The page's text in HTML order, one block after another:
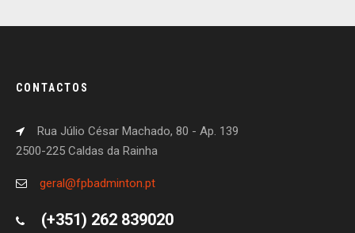
CONTACTOS
Rua Júlio César Machado, 80 - Ap. 139
2500-225 Caldas da Rainha
geral@fpbadminton.pt
(+351) 262 839020